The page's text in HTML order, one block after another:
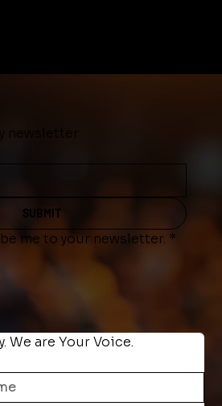
newsletter
SUBMIT
me to your newsletter. *
We are Your Voice.